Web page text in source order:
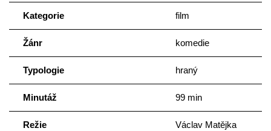
Kategorie film
Žánr komedie
Typologie hraný
Minutáž 99 min
Režie Václav Matějka